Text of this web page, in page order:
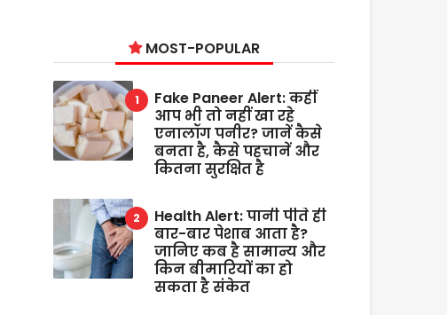
MOST-POPULAR
Fake Paneer Alert: कहीं
आप भी तो नहीं खा रहे
एनालॉग पनीर? जानें कैसे
बनता है, कैसे पहचानें और
कितना सुरक्षित है
Health Alert: पानी पीते ही
बार-बार पेशाब आता है?
जानिए कब है सामान्य और
किन बीमारियों का हो
सकता है संकेत